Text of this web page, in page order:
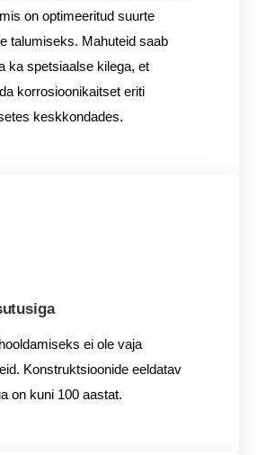
on optimeeritud suurte
talumiseks. Mahuteid saab
ka spetsiaalse kilega, et
korrosioonikaitset eriti
keskkondades.
ei ole vaja
Konstruktsioonide eeldatav
on kuni 100 aastat.